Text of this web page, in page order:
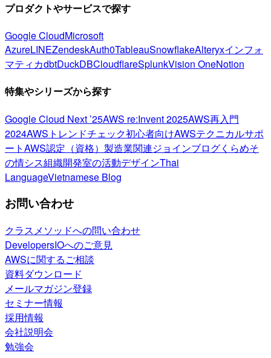
プロダクトやサービスで探す
Google CloudMicrosoft
AzureLINEZendeskAuth0TableauSnowflakeAlteryxインフォ
マティカdbtDuckDBCloudflareSplunkVision OneNotion
特集やシリーズから探す
Google Cloud Next ’25AWS re:Invent 2025AWS再入門
2024AWSトレンドチェック初心者向けAWSテクニカルサポ
ートAWS認定（資格） 製造業関連ジョインブログくらめそ
の情シス組織開発室の活動デザインThai
LanguageVietnamese Blog
お問い合わせ
クラスメソッドへの問い合わせ
DevelopersIOへのご意見
AWSに関するご相談
資料ダウンロード
メールマガジン登録
セミナー情報
採用情報
会社説明会
勉強会